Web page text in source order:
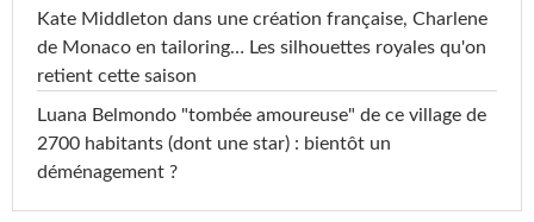
Kate Middleton dans une création française, Charlene
de Monaco en tailoring… Les silhouettes royales qu'on
retient cette saison
Luana Belmondo "tombée amoureuse" de ce village de
2700 habitants (dont une star) : bientôt un
déménagement ?